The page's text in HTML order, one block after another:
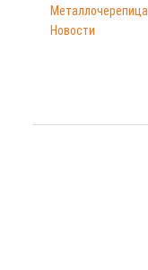
Металлочерепица
Новости